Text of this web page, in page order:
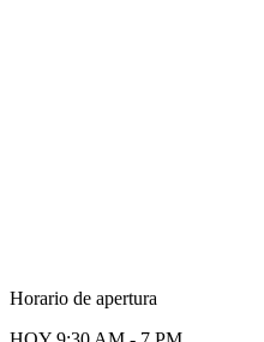
Horario de apertura